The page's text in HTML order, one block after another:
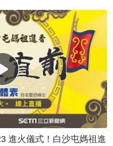
進火儀式！白沙屯媽祖進